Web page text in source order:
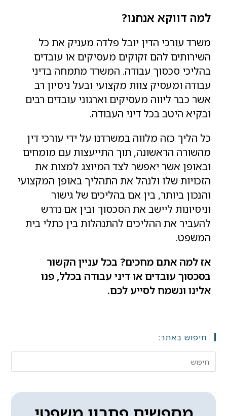
למה דווקא אנחנו?
משרד עורכי הדין יובל פלדה מעניק את כל
השירותים להם זקוקים מעסיקים או עובדים
בהליכי סכסוך עבודה. המשרד מתמחה בדיני
עבודה ומעסיק צוות מקצועי ובעל ניסיון רב
אשר כבר ליווה מעסיקים וארגוני עובדים רבים
ובקיא היטב בכל דיני העבודה.
כל הליך כזה מלווה במשרדנו על ידי עורכי דין
מהשורה הראשונה, תוך התייעצות עם מומחים
ובאופן אשר יאפשר לצד המיוצג למצות את
הזכויות שלו ולנהל את התהליך באופן המקצועי
והנכון ביותר, בין אם בהליכים של גישור
וניסיונות ליישב את הסכסוך ובין אם נדרש
להעביר את ההליכים להתנהלות בין כתלי בית
המשפט.
אז למה אתם מחכים? בכל עניין הקשור
בסכסוך עובדים או דיני עבודה בכלל, פנו
אלינו ונשמח לסייע לכם.
חיפוש באתר: